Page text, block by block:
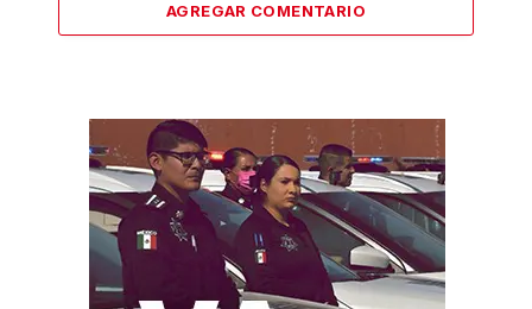
AGREGAR COMENTARIO